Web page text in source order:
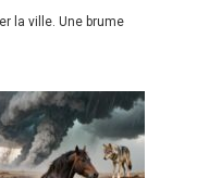
la ville. Une brume